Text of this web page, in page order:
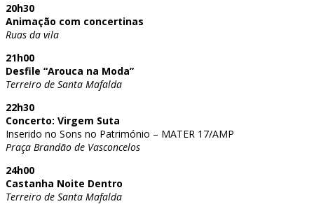
20h30
Animação com concertinas
Ruas da vila
21h00
Desfile “Arouca na Moda”
Terreiro de Santa Mafalda
22h30
Concerto: Virgem Suta
Inserido no Sons no Património – MATER 17/AMP
Praça Brandão de Vasconcelos
24h00
Castanha Noite Dentro
Terreiro de Santa Mafalda